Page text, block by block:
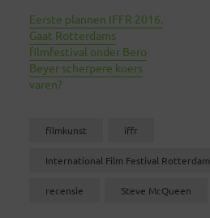
Eerste plannen IFFR 2016.
Gaat Rotterdams
filmfestival onder Bero
Beyer scherpere koers
varen?
filmkunst iffr
International Film Festival Rotterdam
recensie Steve McQueen